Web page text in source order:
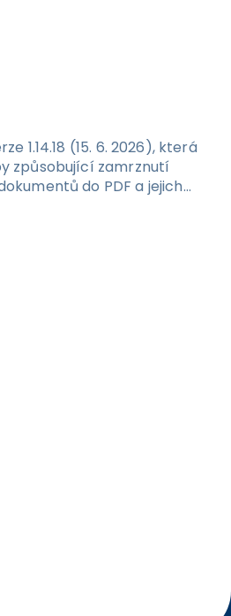
1.14.18 (15. 6. 2026), která
způsobující zamrznutí
do PDF a jejich